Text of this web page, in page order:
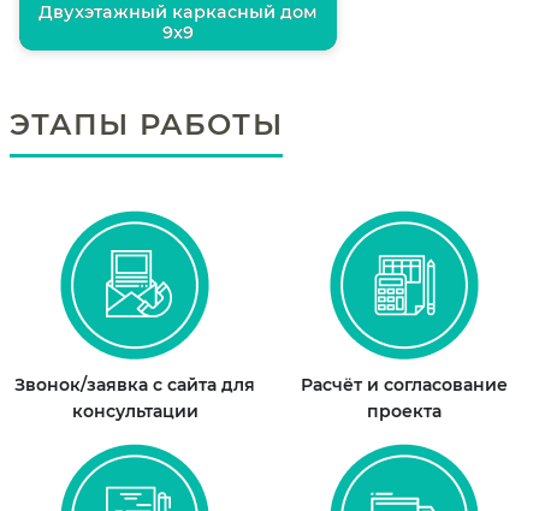
Двухэтажный каркасный дом
9х9
ЭТАПЫ РАБОТЫ
Звонок/заявка с сайта для
консультации
Расчёт и согласование
проекта